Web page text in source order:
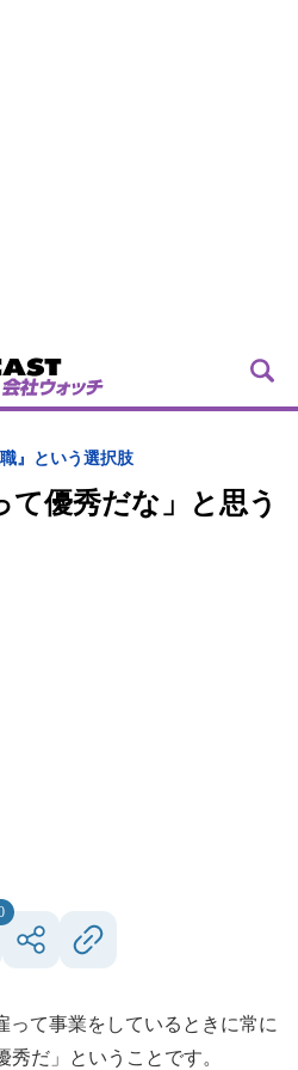
』という選択肢
て優秀だな」と思う
て事業をしているときに常に
だ」ということです。